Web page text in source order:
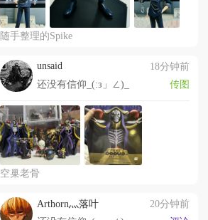
随手整理的Spike
unsaid
18分钟前
还没有信仰_(:з」∠)_
传图
空巢老骨
Arthorn灬落叶
20分钟前